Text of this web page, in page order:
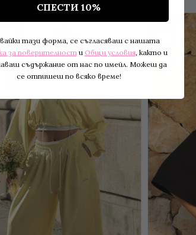
BESTSELLER
СПЕСТИ 10%
тази форма, се съгласяваш с нашата
за поверителност и Общи условия, както и
съдържание от нас по имейл. Можеш да
се отпишеш по всяко време!